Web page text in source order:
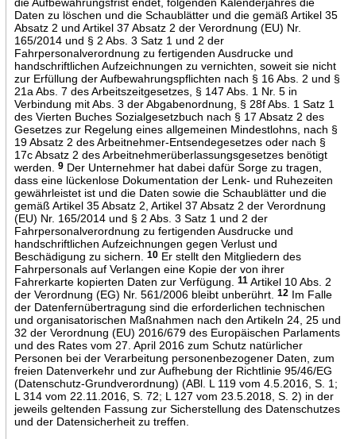
Daten zu löschen und die Schaublätter und die gemäß Artikel 35
Absatz 2 und Artikel 37 Absatz 2 der Verordnung (EU) Nr.
165/2014 und § 2 Abs. 3 Satz 1 und 2 der
Fahrpersonalverordnung zu fertigenden Ausdrucke und
handschriftlichen Aufzeichnungen zu vernichten, soweit sie nicht
zur Erfüllung der Aufbewahrungspflichten nach § 16 Abs. 2 und §
21a Abs. 7 des Arbeitszeitgesetzes, § 147 Abs. 1 Nr. 5 in
Verbindung mit Abs. 3 der Abgabenordnung, § 28f Abs. 1 Satz 1
des Vierten Buches Sozialgesetzbuch nach § 17 Absatz 2 des
Gesetzes zur Regelung eines allgemeinen Mindestlohns, nach §
19 Absatz 2 des Arbeitnehmer-Entsendegesetzes oder nach §
17c Absatz 2 des Arbeitnehmerüberlassungsgesetzes benötigt
werden.
9Der Unternehmer hat dabei dafür Sorge zu tragen,
dass eine lückenlose Dokumentation der Lenk- und Ruhezeiten
gewährleistet ist und die Daten sowie die Schaublätter und die
gemäß Artikel 35 Absatz 2, Artikel 37 Absatz 2 der Verordnung
(EU) Nr. 165/2014 und § 2 Abs. 3 Satz 1 und 2 der
Fahrpersonalverordnung zu fertigenden Ausdrucke und
handschriftlichen Aufzeichnungen gegen Verlust und
Beschädigung zu sichern.
10Er stellt den Mitgliedern des
Fahrpersonals auf Verlangen eine Kopie der von ihrer
Fahrerkarte kopierten Daten zur Verfügung.
11Artikel 10 Abs. 2
der Verordnung (EG) Nr. 561/2006 bleibt unberührt.
12Im Falle
der Datenfernübertragung sind die erforderlichen technischen
und organisatorischen Maßnahmen nach den Artikeln 24, 25 und
32 der Verordnung (EU) 2016/679 des Europäischen Parlaments
und des Rates vom 27. April 2016 zum Schutz natürlicher
Personen bei der Verarbeitung personenbezogener Daten, zum
freien Datenverkehr und zur Aufhebung der Richtlinie 95/46/EG
(Datenschutz-Grundverordnung) (ABl. L 119 vom 4.5.2016, S. 1;
L 314 vom 22.11.2016, S. 72; L 127 vom 23.5.2018, S. 2) in der
jeweils geltenden Fassung zur Sicherstellung des Datenschutzes
und der Datensicherheit zu treffen.